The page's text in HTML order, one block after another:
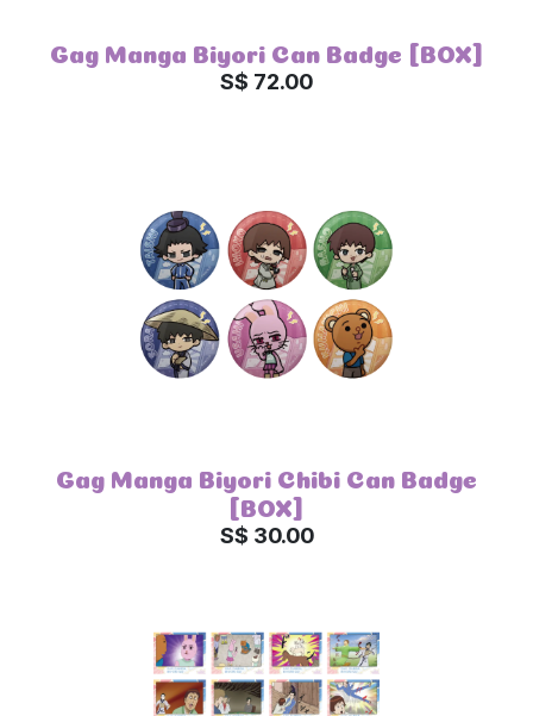
Gag Manga Biyori Can Badge [BOX]
S$ 72.00
Gag Manga Biyori Chibi Can Badge
[BOX]
S$ 30.00